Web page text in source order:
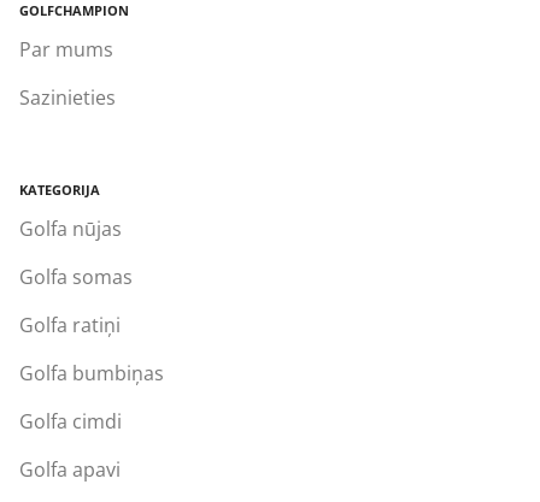
GOLFCHAMPION
Par mums
Sazinieties
KATEGORIJA
Golfa nūjas
Golfa somas
Golfa ratiņi
Golfa bumbiņas
Golfa cimdi
Golfa apavi